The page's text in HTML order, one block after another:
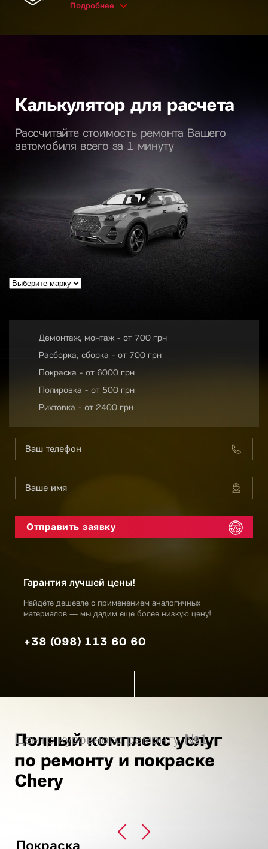
Подробнее
Калькулятор для расчета
Рассчитайте стоимость ремонта Вашего
автомобиля всего за 1 минуту
Демонтаж, монтаж - от 700 грн
Расборка, сборка - от 700 грн
Покраска - от 6000 грн
Полировка - от 500 грн
Рихтовка - от 2400 грн
Гарантия лучшей цены!
Найдёте дешевле с применением аналогичных
материалов — мы дадим еще более низкую цену!
+38 (098) 113 60 60
Полный комплекс услуг
по ремонту и покраске
Chery
Центр кузовного ремонту №1
Покраска